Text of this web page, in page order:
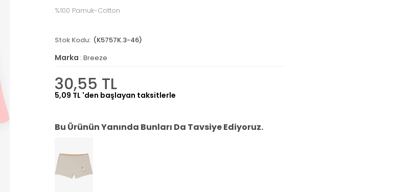
%100 Pamuk-Cotton
(K5757K.3-46)
Marka : Breeze
30,55 TL
5,09 TL 'den başlayan taksitlerle
Bu Ürünün Yanında Bunları Da Tavsiye Ediyoruz.